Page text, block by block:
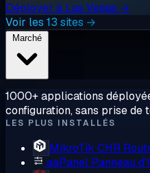
Déployer à Las Vegas →
Voir les 13 sites →
1000+ applications
configuration, sans prise de
LES PLUS INSTALLÉS
MikroTik CHR
aaPanel Panneau